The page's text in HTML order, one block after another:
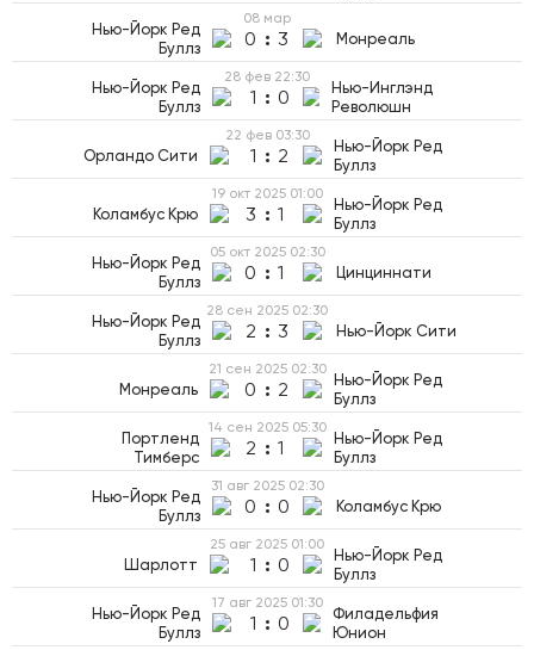
08 мар
Нью-Йорк Ред
Буллз
0 : 3 Монреаль
28 фев 22:30
Нью-Йорк Ред
Буллз
1 : 0
Нью-Инглэнд
Революшн
22 фев 03:30
Орландо Сити 1 : 2
Нью-Йорк Ред
Буллз
19 окт 2025 01:00
Коламбус Крю 3 : 1
Нью-Йорк Ред
Буллз
05 окт 2025 02:30
Нью-Йорк Ред
Буллз
0 : 1 Цинциннати
28 сен 2025 02:30
Нью-Йорк Ред
Буллз
2 : 3 Нью-Йорк Сити
21 сен 2025 02:30
Монреаль 0 : 2
Нью-Йорк Ред
Буллз
14 сен 2025 05:30
Портленд
Тимберс
2 : 1
Нью-Йорк Ред
Буллз
31 авг 2025 02:30
Нью-Йорк Ред
Буллз
0 : 0 Коламбус Крю
25 авг 2025 01:00
Шарлотт 1 : 0
Нью-Йорк Ред
Буллз
17 авг 2025 01:30
Нью-Йорк Ред
Буллз
1 : 0
Филадельфия
Юнион